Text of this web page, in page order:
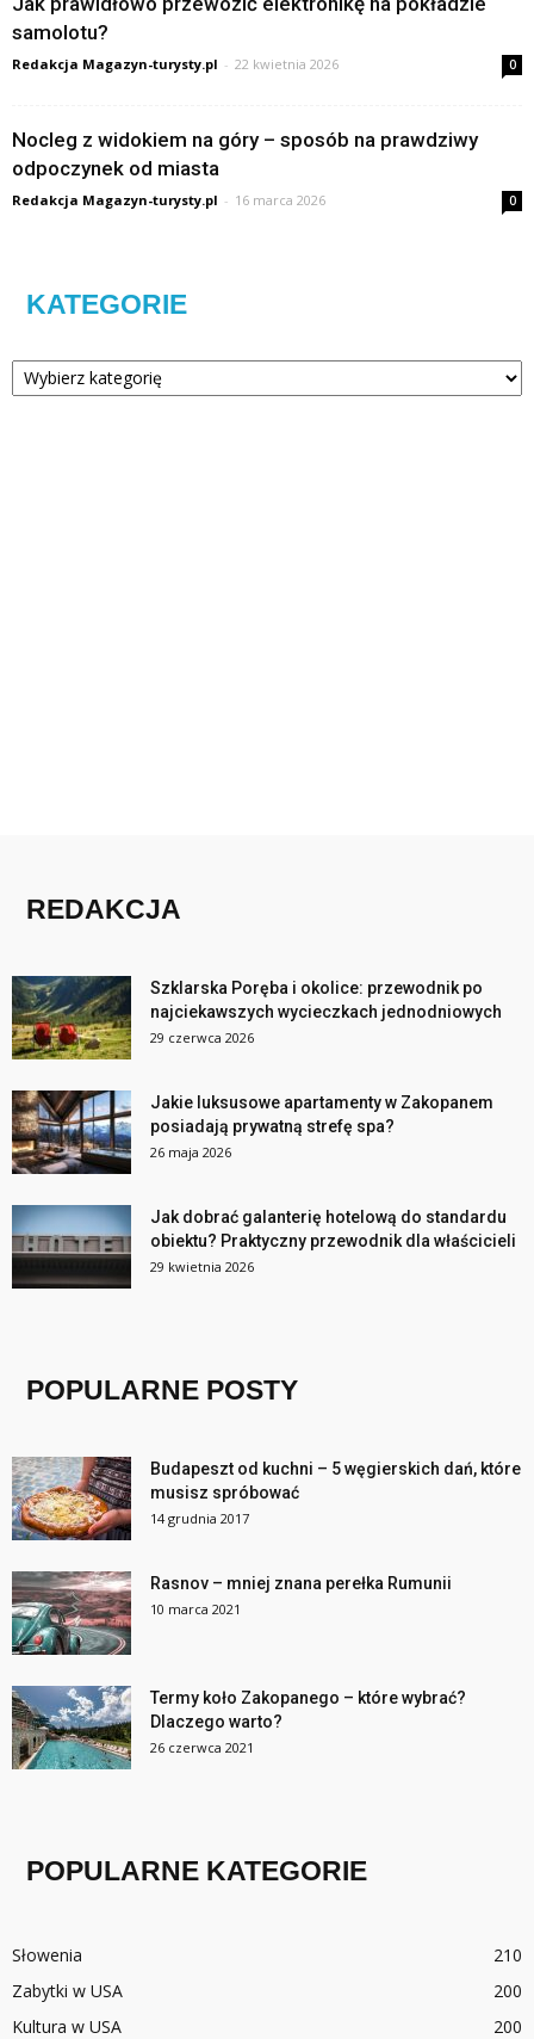
samolotu?
Redakcja Magazyn-turysty.pl - 22 kwietnia 2026 0
Nocleg z widokiem na góry – sposób na prawdziwy
odpoczynek od miasta
Redakcja Magazyn-turysty.pl - 16 marca 2026 0
KATEGORIE
Kategorie
REDAKCJA
Szklarska Poręba i okolice: przewodnik po
najciekawszych wycieczkach jednodniowych
29 czerwca 2026
Jakie luksusowe apartamenty w Zakopanem
posiadają prywatną strefę spa?
26 maja 2026
Jak dobrać galanterię hotelową do standardu
obiektu? Praktyczny przewodnik dla właścicieli
29 kwietnia 2026
POPULARNE POSTY
Budapeszt od kuchni – 5 węgierskich dań, które
musisz spróbować
14 grudnia 2017
Rasnov – mniej znana perełka Rumunii
10 marca 2021
Termy koło Zakopanego – które wybrać?
Dlaczego warto?
26 czerwca 2021
POPULARNE KATEGORIE
Słowenia
210
Zabytki w USA
200
Kultura w USA
200